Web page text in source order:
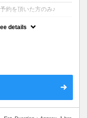
約を頂いた方のみ♪
details